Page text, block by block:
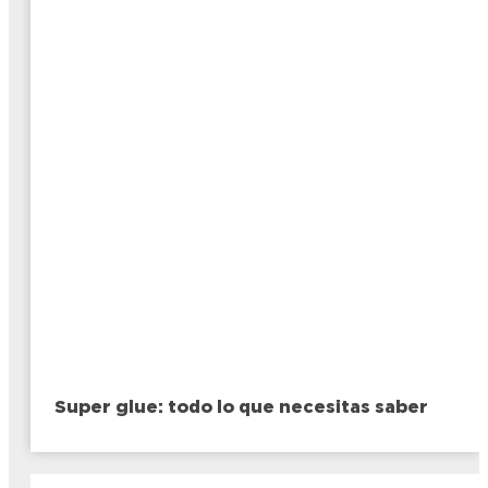
Super glue: todo lo que necesitas saber